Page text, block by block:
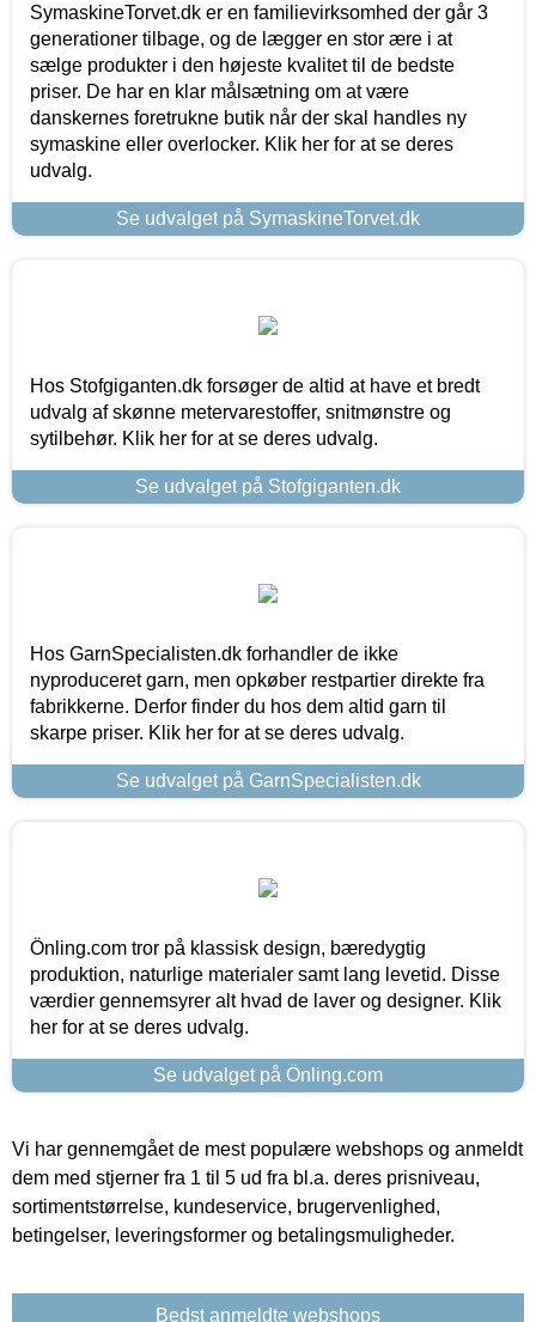
SymaskineTorvet.dk er en familievirksomhed der går 3
generationer tilbage, og de lægger en stor ære i at
sælge produkter i den højeste kvalitet til de bedste
priser. De har en klar målsætning om at være
danskernes foretrukne butik når der skal handles ny
symaskine eller overlocker. Klik her for at se deres
udvalg.
Se udvalget på SymaskineTorvet.dk
Hos Stofgiganten.dk forsøger de altid at have et bredt
udvalg af skønne metervarestoffer, snitmønstre og
sytilbehør. Klik her for at se deres udvalg.
Se udvalget på Stofgiganten.dk
Hos GarnSpecialisten.dk forhandler de ikke
nyproduceret garn, men opkøber restpartier direkte fra
fabrikkerne. Derfor finder du hos dem altid garn til
skarpe priser. Klik her for at se deres udvalg.
Se udvalget på GarnSpecialisten.dk
Önling.com tror på klassisk design, bæredygtig
produktion, naturlige materialer samt lang levetid. Disse
værdier gennemsyrer alt hvad de laver og designer. Klik
her for at se deres udvalg.
Se udvalget på Önling.com
Vi har gennemgået de mest populære webshops og anmeldt
dem med stjerner fra 1 til 5 ud fra bl.a. deres prisniveau,
sortimentstørrelse, kundeservice, brugervenlighed,
betingelser, leveringsformer og betalingsmuligheder.
Bedst anmeldte webshops